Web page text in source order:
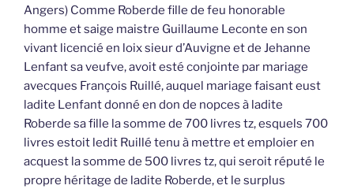
Angers) Comme Roberde fille de feu honorable
homme et saige maistre Guillaume Leconte en son
vivant licencié en loix sieur d’Auvigne et de Jehanne
Lenfant sa veufve, avoit esté conjointe par mariage
avecques François Ruillé, auquel mariage faisant eust
ladite Lenfant donné en don de nopces à ladite
Roberde sa fille la somme de 700 livres tz, esquels 700
livres estoit ledit Ruillé tenu à mettre et emploier en
acquest la somme de 500 livres tz, qui seroit réputé le
propre héritage de ladite Roberde, et le surplus